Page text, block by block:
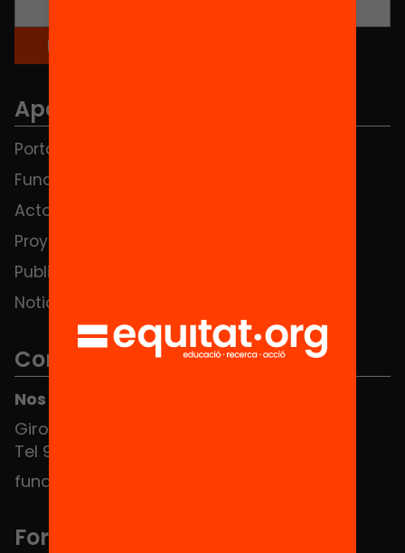
Apartados
Portada
Fundación
Actos
Proyectos
Publicaciones y vídeos
Noticias
Contacto
Nos puedes encontrar en el HUB Social
Girona 34, interior 08010 Barcelona
Tel 934 588 700
fundacio@equitat.org
Formamos parte de...